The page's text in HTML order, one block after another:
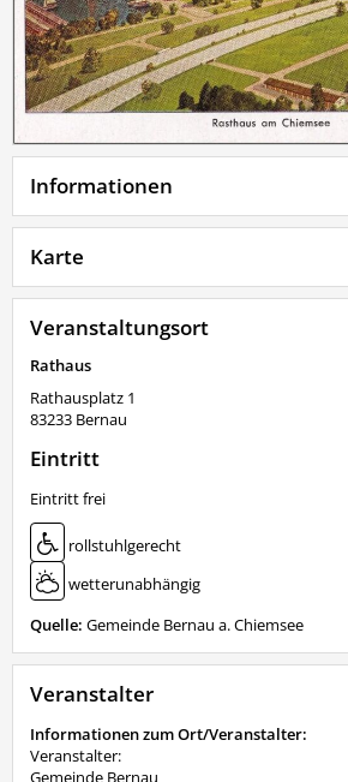
Informationen
Karte
Veranstaltungsort
Rathaus
Rathausplatz 1
83233 Bernau
Eintritt
Eintritt frei
rollstuhlgerecht
wetterunabhängig
Quelle: Gemeinde Bernau a. Chiemsee
Veranstalter
Informationen zum Ort/Veranstalter:
Veranstalter:
Gemeinde Bernau